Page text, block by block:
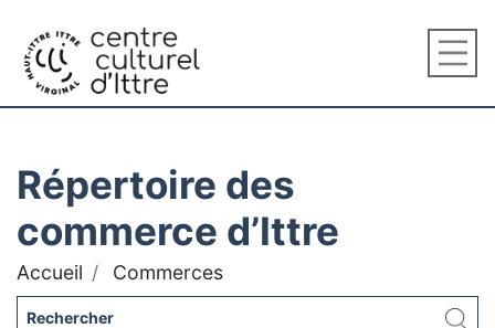
Répertoire des
commerce d’Ittre
Accueil Commerces